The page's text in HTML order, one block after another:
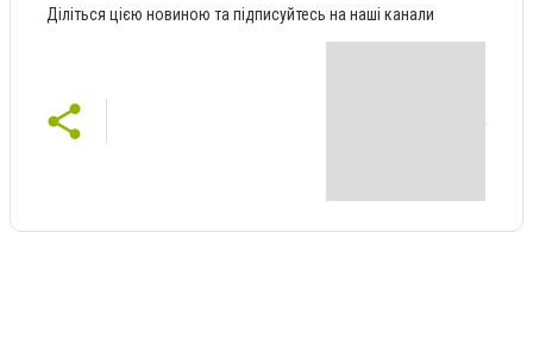
Діліться цією новиною та підписуйтесь на наші канали